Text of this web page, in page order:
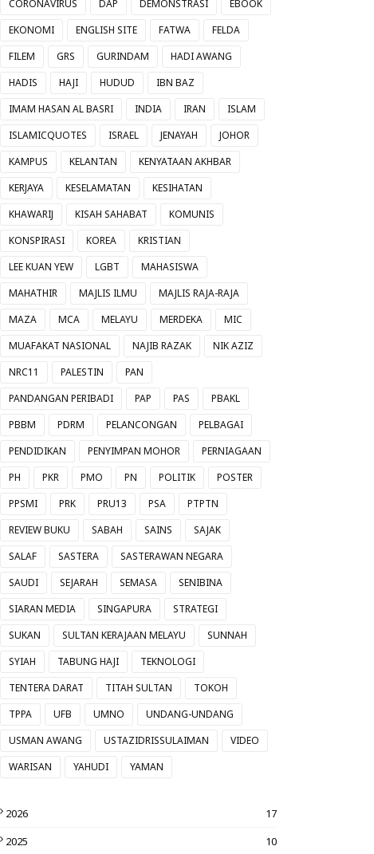
CORONAVIRUS
DAP DEMONSTRASI
EBOOK
EKONOMI
ENGLISH SITE FATWA
FELDA
FILEM
GRS GURINDAM
HADI AWANG
HADIS
HAJI HUDUD
IBN BAZ
IMAM HASAN AL BASRI
INDIA IRAN
ISLAM
ISLAMICQUOTES
ISRAEL JENAYAH
JOHOR
KAMPUS
KELANTAN
KENYATAAN AKHBAR
KERJAYA
KESELAMATAN
KESIHATAN
KHAWARIJ
KISAH SAHABAT
KOMUNIS
KONSPIRASI
KOREA
KRISTIAN
LEE KUAN YEW
LGBT
MAHASISWA
MAHATHIR
MAJLIS ILMU
MAJLIS RAJA-RAJA
MAZA
MCA MELAYU MERDEKA
MIC
MUAFAKAT NASIONAL
NAJIB RAZAK
NIK AZIZ
NRC11
PALESTIN
PAN
PANDANGAN PERIBADI
PAP PAS
PBAKL
PBBM
PDRM PELANCONGAN
PELBAGAI
PENDIDIKAN
PENYIMPAN MOHOR
PERNIAGAAN
PH
PKR PMO PN POLITIK
POSTER
PPSMI
PRK PRU13 PSA
PTPTN
REVIEW BUKU
SABAH SAINS
SAJAK
SALAF
SASTERA
SASTERAWAN NEGARA
SAUDI
SEJARAH SEMASA
SENIBINA
SIARAN MEDIA
SINGAPURA
STRATEGI
SUKAN
SULTAN KERAJAAN MELAYU
SUNNAH
SYIAH
TABUNG HAJI
TEKNOLOGI
TENTERA DARAT
TITAH SULTAN
TOKOH
TPPA
UFB UMNO
UNDANG-UNDANG
USMAN AWANG
USTAZIDRISSULAIMAN
VIDEO
WARISAN
YAHUDI YAMAN
2026
17
2025
10